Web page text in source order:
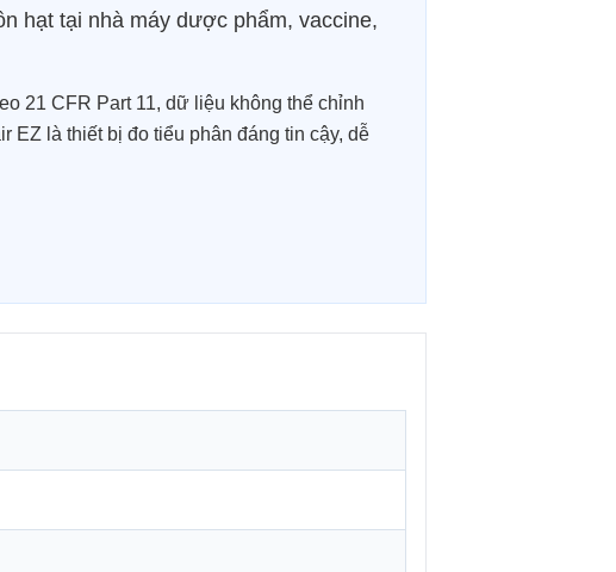
hạt tại nhà máy dược phẩm, vaccine,
21 CFR Part 11, dữ liệu không thể chỉnh
EZ là thiết bị đo tiểu phân đáng tin cậy, dễ